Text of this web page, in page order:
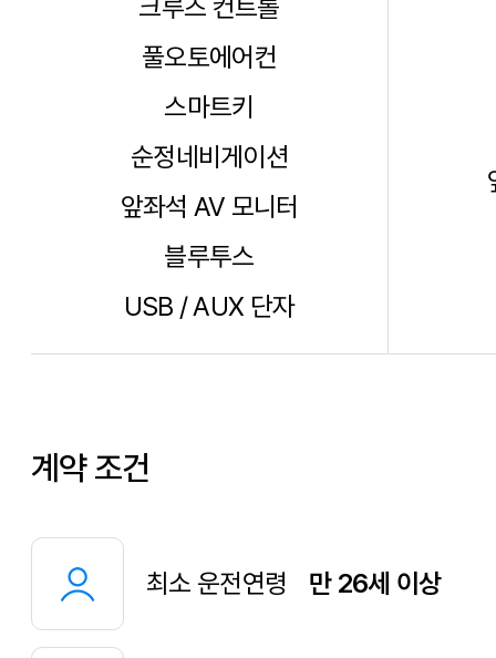
크루즈 컨트롤
풀오토에어컨
스마트키
순정네비게이션
앞좌석 AV 모니터
블루투스
USB / AUX 단자
계약 조건
최소 운전연령 만 26세 이상